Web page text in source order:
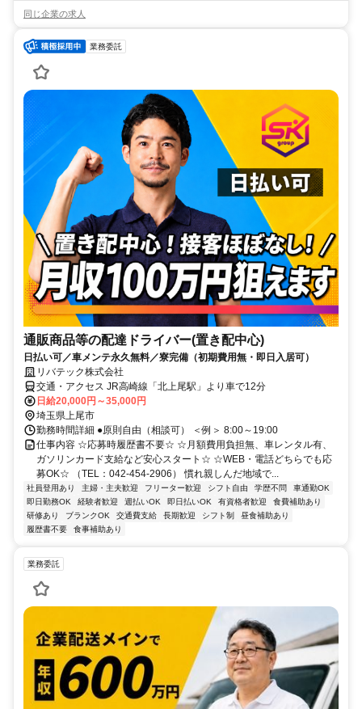
同じ企業の求人
業務委託
通販商品等の配達ドライバー(置き配中心)
日払い可／車メンテ永久無料／寮完備（初期費用無・即日入居可）
リバテック株式会社
交通・アクセス JR高崎線「北上尾駅」より車で12分
日給20,000円～35,000円
埼玉県上尾市
勤務時間詳細 ●原則自由（相談可） ＜例＞ 8:00～19:00
仕事内容 ☆応募時履歴書不要☆ ☆月額費用負担無、車レンタル有、
ガソリンカード支給など安心スタート☆ ☆WEB・電話どちらでも応
募OK☆ （TEL：042-454-2906） 慣れ親しんだ地域で...
社員登用あり 主婦・主夫歓迎 フリーター歓迎 シフト自由 学歴不問
車通勤OK
即日勤務OK
経験者歓迎 週払いOK 即日払いOK 有資格者歓迎
食費補助あり
研修あり
ブランクOK 交通費支給 長期歓迎 シフト制
昼食補助あり
履歴書不要
食事補助あり
業務委託